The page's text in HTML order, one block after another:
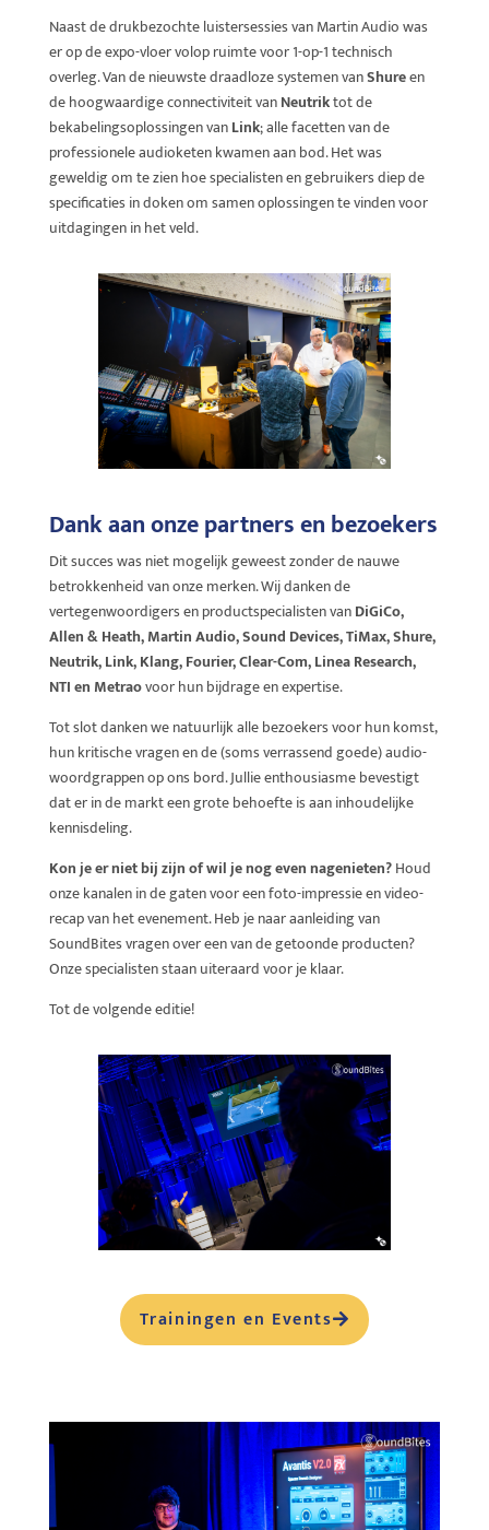
Naast de drukbezochte luistersessies van Martin Audio was
er op de expo-vloer volop ruimte voor 1-op-1 technisch
overleg. Van de nieuwste draadloze systemen vanShureen
de hoogwaardige connectiviteit vanNeutriktot de
bekabelingsoplossingen vanLink; alle facetten van de
professionele audioketen kwamen aan bod. Het was
geweldig om te zien hoe specialisten en gebruikers diep de
specificaties in doken om samen oplossingen te vinden voor
uitdagingen in het veld.
Dank aan onze partners en bezoekers
Dit succes was niet mogelijk geweest zonder de nauwe
betrokkenheid van onze merken. Wij danken de
vertegenwoordigers en productspecialisten vanDiGiCo,
Allen & Heath, Martin Audio, Sound Devices, TiMax, Shure,
Neutrik, Link, Klang, Fourier, Clear-Com, Linea Research,
NTI en Metraovoor hun bijdrage en expertise.
Tot slot danken we natuurlijk alle bezoekers voor hun komst,
hun kritische vragen en de (soms verrassend goede) audio-
woordgrappen op ons bord. Jullie enthousiasme bevestigt
dat er in de markt een grote behoefte is aan inhoudelijke
kennisdeling.
Kon je er niet bij zijn of wil je nog even nagenieten?Houd
onze kanalen in de gaten voor een foto-impressie en video-
recap van het evenement. Heb je naar aanleiding van
SoundBites vragen over een van de getoonde producten?
Onze specialisten staan uiteraard voor je klaar.
Tot de volgende editie!
Trainingen en Events